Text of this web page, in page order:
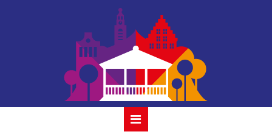
houtmansplantsoen
concerten